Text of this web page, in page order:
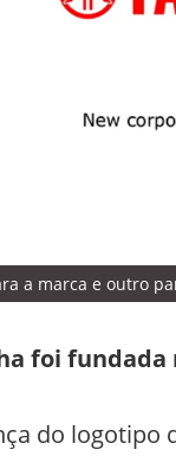
a marca e outro
foi fundada
do logotipo